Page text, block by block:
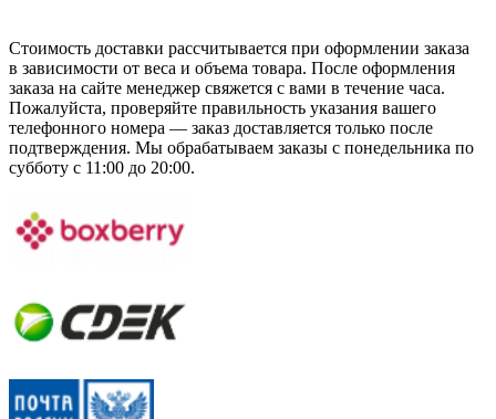
Стоимость доставки рассчитывается при оформлении заказа
в зависимости от веса и объема товара. После оформления
заказа на сайте менеджер свяжется с вами в течение часа.
Пожалуйста, проверяйте правильность указания вашего
телефонного номера — заказ доставляется только после
подтверждения. Мы обрабатываем заказы с понедельника по
субботу с 11:00 до 20:00.